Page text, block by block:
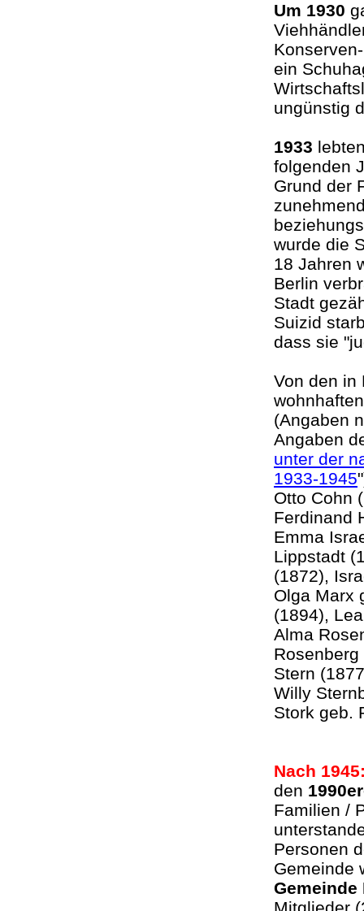
Um 1930
ein
ungünstig
1933
folgenden
Grund der
wurde die
18 Jahren
Berlin
Stadt
Suizid
dass sie
Von den in
(Angaben
Angaben
unter der
1933-1945
Otto Cohn
Ferdinand
Emma
Lippstadt
(1872),
Olga Marx
(1894),
Alma
Stern
Willy
Stork
Nach
den
Familien /
Personen
Gemeinde
Gemeinde